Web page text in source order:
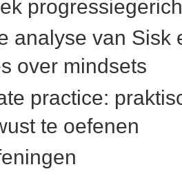
analyse van Sisk
over mindsets
practice:
te oefenen